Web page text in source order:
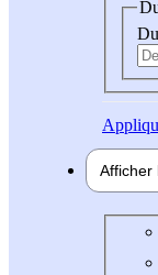
Afficher